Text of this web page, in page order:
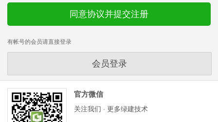
同意协议并提交注册
有帐号的会员请直接登录
会员登录
官方微信
关注我们 · 更多绿建技术